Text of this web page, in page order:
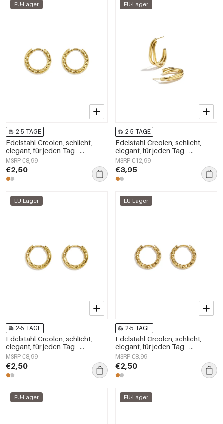
EU-Lager
2-5 TAGE
Edelstahl-Creolen, schlicht,
elegant, für jeden Tag –
Damenschmuck
MSRP €8,99
€2,50
EU-Lager
2-5 TAGE
Edelstahl-Creolen, schlicht,
elegant, für jeden Tag –
Damenschmuck
MSRP €12,99
€3,95
EU-Lager
2-5 TAGE
Edelstahl-Creolen, schlicht,
elegant, für jeden Tag –
Damenschmuck
MSRP €8,99
€2,50
EU-Lager
2-5 TAGE
Edelstahl-Creolen, schlicht,
elegant, für jeden Tag –
Damenschmuck
MSRP €8,99
€2,50
EU-Lager EU-Lager